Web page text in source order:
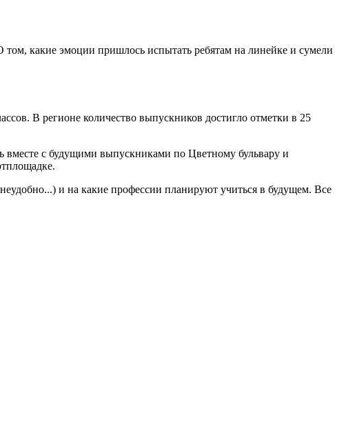
какие эмоции пришлось испытать ребятам на линейке и сумели
В регионе количество выпускников достигло отметки в 25
с будущими выпускниками по Цветному бульвару и
и на какие профессии планируют учиться в будущем. Все